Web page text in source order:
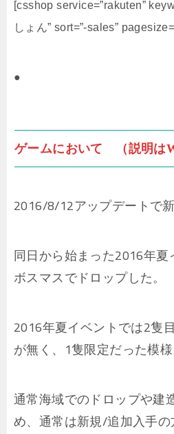
[csshop service=”rakuten”
しょん” sort=”-sales”
●
ゲームにおいて （説明は
2016/8/12アップデートで新
同日から始まった2016年
ボスマスでドロップした。
2016年夏イベントでは2隻
が無く、1隻限定だった模様
通常海域でのドロップや建
め、通常は新規/追加入手の